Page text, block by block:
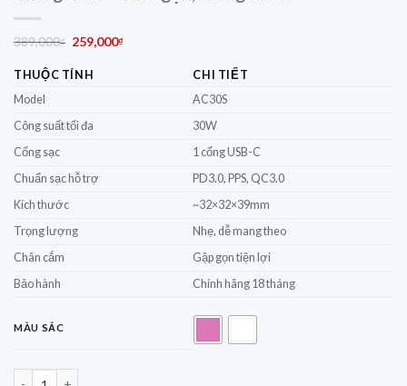
389,000₫
Giá
là:
259,000₫
THUỘC TÍNH
CHI TIẾT
Model
AC30S
Công suất tối đa
30W
Cổng sạc
1 cổng USB-C
Chuẩn sạc hỗ trợ
PD3.0, PPS, QC3.0
Kích thước
~32×32×39mm
Trọng lượng
Nhẹ, dễ mang theo
Chân cắm
Gập gọn tiện lợi
Bảo hành
Chính hãng 18 tháng
MÀU SẮC